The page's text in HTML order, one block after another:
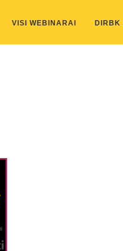
VISI WEBINARAI DIRBK